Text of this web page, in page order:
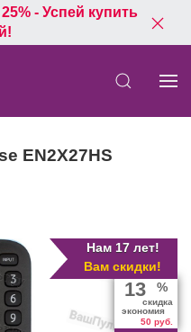
- Успей купить
EN2X27HS
Нам 17 лет!
Вам скидки!
13 %
скидка
экономия
50 руб.